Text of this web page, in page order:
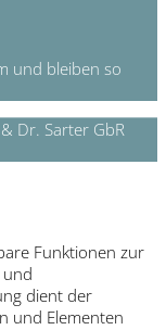
und bleiben so
Dr. Sarter GbR
Funktionen zur
dient der
und Elementen